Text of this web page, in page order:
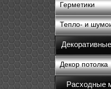
Герметики
Тепло- и
Декор потолка
Расходные